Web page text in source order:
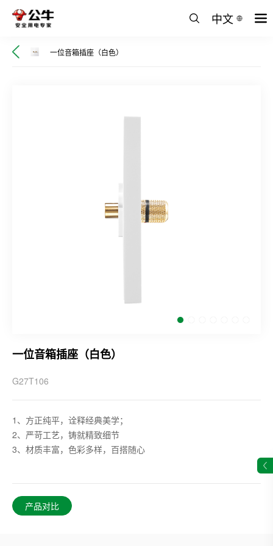
中文
一位音箱插座（白色）
一位音箱插座（白色）
G27T106
1、方正纯平，诠释经典美学；
2、严苛工艺，铸就精致细节
3、材质丰富，色彩多样，百搭随心
产品对比